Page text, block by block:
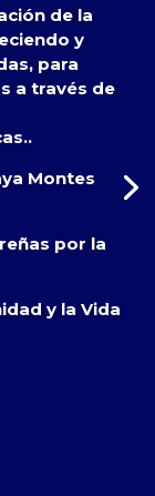
de la
y
para
a través de
Montes
por la
y la Vida